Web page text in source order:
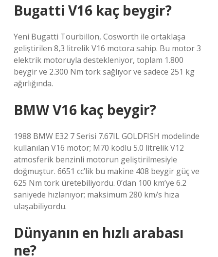
Bugatti V16 kaç beygir?
Yeni Bugatti Tourbillon, Cosworth ile ortaklaşa
geliştirilen 8,3 litrelik V16 motora sahip. Bu motor 3
elektrik motoruyla destekleniyor, toplam 1.800
beygir ve 2.300 Nm tork sağlıyor ve sadece 251 kg
ağırlığında.
BMW V16 kaç beygir?
1988 BMW E32 7 Serisi 7.67IL GOLDFISH modelinde
kullanılan V16 motor; M70 kodlu 5.0 litrelik V12
atmosferik benzinli motorun geliştirilmesiyle
doğmuştur. 6651 cc’lik bu makine 408 beygir güç ve
625 Nm tork üretebiliyordu. 0’dan 100 km’ye 6.2
saniyede hızlanıyor; maksimum 280 km/s hıza
ulaşabiliyordu.
Dünyanın en hızlı arabası
ne?